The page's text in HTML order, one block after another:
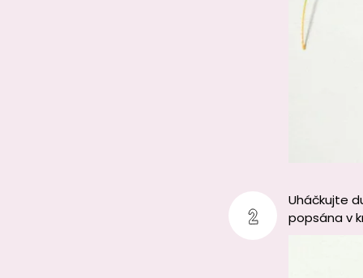
Uháčkujte
popsána v